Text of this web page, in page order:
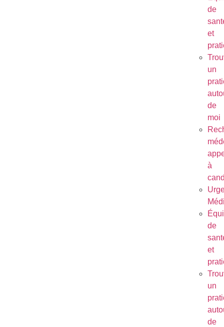
de
et
un
de
moi
à
de
et
un
de